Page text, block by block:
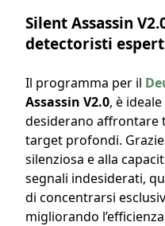
Silent Assassin
detectoristi
Il programma per il
Assassin V2.0, è
desiderano affrontare
target profondi.
silenziosa e alla
segnali indesiderati,
di concentrarsi
migliorando